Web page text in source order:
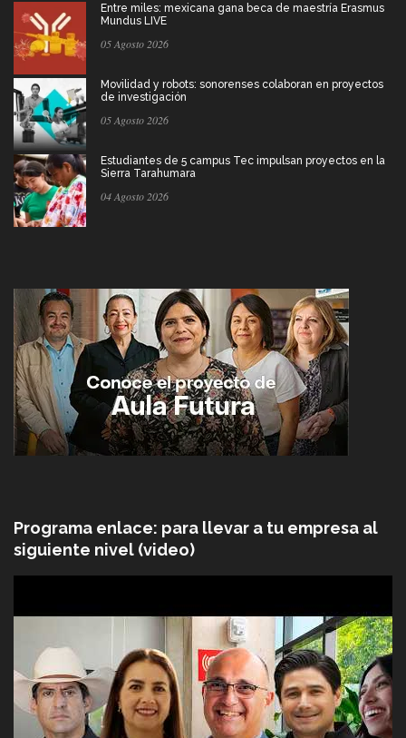
Entre miles: mexicana gana beca de maestría Erasmus
Mundus LIVE
05 Agosto 2026
Movilidad y robots: sonorenses colaboran en proyectos
de investigación
05 Agosto 2026
Estudiantes de 5 campus Tec impulsan proyectos en la
Sierra Tarahumara
04 Agosto 2026
Programa enlace: para llevar a tu empresa al
siguiente nivel (video)